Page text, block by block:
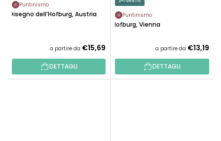
Puntinismo
Disegno dell’Hofburg, Austria
a partire da €15,69
DETTAGLI
Puntinismo
Hofburg, Vienna
a partire da €13,19
DETTAGLI